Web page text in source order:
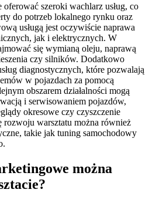
szeroki wachlarz usług, co
do potrzeb lokalnego rynku oraz
usługą jest oczywiście naprawa
jak i elektrycznych. W
się wymianą oleju, naprawą
czy silników. Dodatkowo
diagnostycznych, które pozwalają
w pojazdach za pomocą
obszarem działalności mogą
i serwisowaniem pojazdów,
okresowe czy czyszczenie
rozwoju warsztatu można również
takie jak tuning samochodowy
można